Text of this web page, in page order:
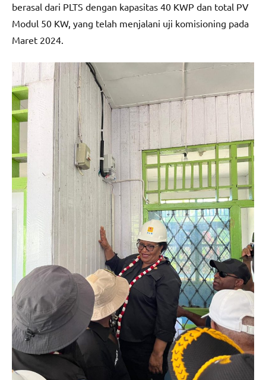
berasal dari PLTS dengan kapasitas 40 KWP dan total PV
Modul 50 KW, yang telah menjalani uji komisioning pada
Maret 2024.